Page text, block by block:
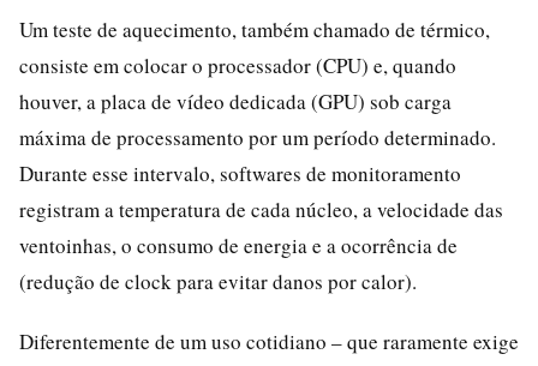
Um teste de aquecimento, também chamado de térmico,
consiste em colocar o processador (CPU) e, quando
houver, a placa de vídeo dedicada (GPU) sob carga
máxima de processamento por um período determinado.
Durante esse intervalo, softwares de monitoramento
registram a temperatura de cada núcleo, a velocidade das
ventoinhas, o consumo de energia e a ocorrência de
(redução de clock para evitar danos por calor).
Diferentemente de um uso cotidiano – que raramente exige